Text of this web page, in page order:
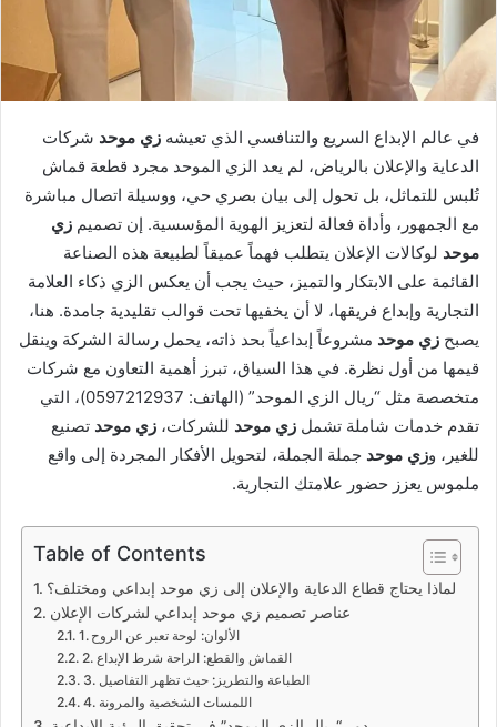
في عالم الإبداع السريع والتنافسي الذي تعيشه زي موحد شركات
الدعاية والإعلان بالرياض، لم يعد الزي الموحد مجرد قطعة قماش
تُلبس للتماثل، بل تحول إلى بيان بصري حي، ووسيلة اتصال مباشرة
مع الجمهور، وأداة فعالة لتعزيز الهوية المؤسسية. إن تصميم زي
موحد لوكالات الإعلان يتطلب فهماً عميقاً لطبيعة هذه الصناعة
القائمة على الابتكار والتميز، حيث يجب أن يعكس الزي ذكاء العلامة
التجارية وإبداع فريقها، لا أن يخفيها تحت قوالب تقليدية جامدة. هنا،
يصبح زي موحد مشروعاً إبداعياً بحد ذاته، يحمل رسالة الشركة وينقل
قيمها من أول نظرة. في هذا السياق، تبرز أهمية التعاون مع شركات
متخصصة مثل “ريال الزي الموحد” (الهاتف: 0597212937)، التي
تقدم خدمات شاملة تشمل زي موحد للشركات، زي موحد تصنيع
للغير، وزي موحد جملة الجملة، لتحويل الأفكار المجردة إلى واقع
ملموس يعزز حضور علامتك التجارية.
Table of Contents
لماذا يحتاج قطاع الدعاية والإعلان إلى زي موحد إبداعي ومختلف؟
عناصر تصميم زي موحد إبداعي لشركات الإعلان
1. الألوان: لوحة تعبر عن الروح
2. القماش والقطع: الراحة شرط الإبداع
3. الطباعة والتطريز: حيث تظهر التفاصيل
4. اللمسات الشخصية والمرونة